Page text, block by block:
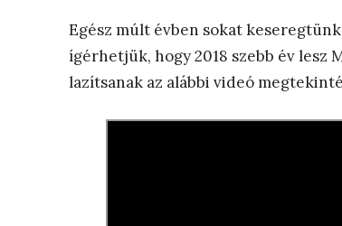
Egész múlt évben sokat
ígérhetjük, hogy 2018 szebb év lesz
lazítsanak az alábbi videó